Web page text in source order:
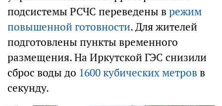
подсистемы РСЧС переведены в режим
повышенной готовности. Для жителей
подготовлены пункты временного
размещения. На Иркутской ГЭС снизили
сброс воды до 1600 кубических метров в
секунду.